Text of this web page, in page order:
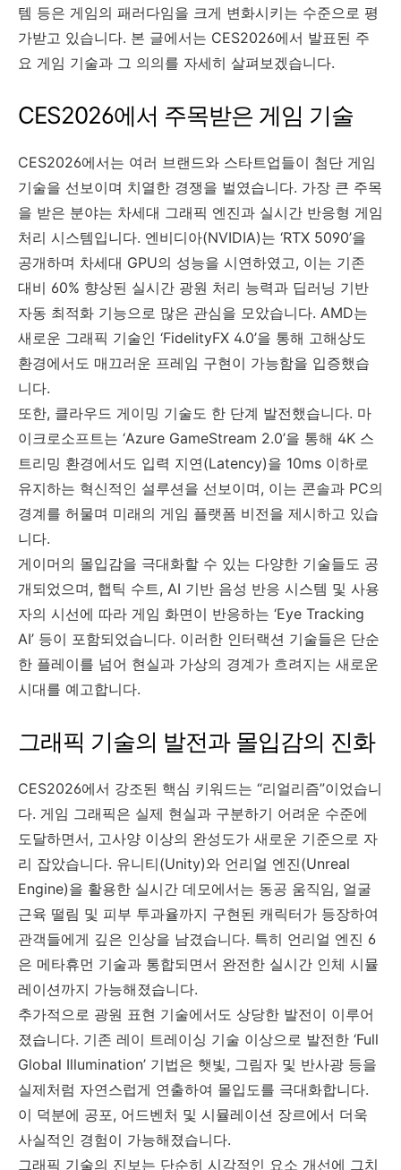
템 등은 게임의 패러다임을 크게 변화시키는 수준으로 평
가받고 있습니다. 본 글에서는 CES2026에서 발표된 주
요 게임 기술과 그 의의를 자세히 살펴보겠습니다.
CES2026에서 주목받은 게임 기술
CES2026에서는 여러 브랜드와 스타트업들이 첨단 게임
기술을 선보이며 치열한 경쟁을 벌였습니다. 가장 큰 주목
을 받은 분야는 차세대 그래픽 엔진과 실시간 반응형 게임
처리 시스템입니다. 엔비디아(NVIDIA)는 ‘RTX 5090’을
공개하며 차세대 GPU의 성능을 시연하였고, 이는 기존
대비 60% 향상된 실시간 광원 처리 능력과 딥러닝 기반
자동 최적화 기능으로 많은 관심을 모았습니다. AMD는
새로운 그래픽 기술인 ‘FidelityFX 4.0’을 통해 고해상도
환경에서도 매끄러운 프레임 구현이 가능함을 입증했습
니다.
또한, 클라우드 게이밍 기술도 한 단계 발전했습니다. 마
이크로소프트는 ‘Azure GameStream 2.0’을 통해 4K 스
트리밍 환경에서도 입력 지연(Latency)을 10ms 이하로
유지하는 혁신적인 설루션을 선보이며, 이는 콘솔과 PC의
경계를 허물며 미래의 게임 플랫폼 비전을 제시하고 있습
니다.
게이머의 몰입감을 극대화할 수 있는 다양한 기술들도 공
개되었으며, 햅틱 수트, AI 기반 음성 반응 시스템 및 사용
자의 시선에 따라 게임 화면이 반응하는 ‘Eye Tracking
AI’ 등이 포함되었습니다. 이러한 인터랙션 기술들은 단순
한 플레이를 넘어 현실과 가상의 경계가 흐려지는 새로운
시대를 예고합니다.
그래픽 기술의 발전과 몰입감의 진화
CES2026에서 강조된 핵심 키워드는 “리얼리즘”이었습니
다. 게임 그래픽은 실제 현실과 구분하기 어려운 수준에
도달하면서, 고사양 이상의 완성도가 새로운 기준으로 자
리 잡았습니다. 유니티(Unity)와 언리얼 엔진(Unreal
Engine)을 활용한 실시간 데모에서는 동공 움직임, 얼굴
근육 떨림 및 피부 투과율까지 구현된 캐릭터가 등장하여
관객들에게 깊은 인상을 남겼습니다. 특히 언리얼 엔진 6
은 메타휴먼 기술과 통합되면서 완전한 실시간 인체 시뮬
레이션까지 가능해졌습니다.
추가적으로 광원 표현 기술에서도 상당한 발전이 이루어
졌습니다. 기존 레이 트레이싱 기술 이상으로 발전한 ‘Full
Global Illumination’ 기법은 햇빛, 그림자 및 반사광 등을
실제처럼 자연스럽게 연출하여 몰입도를 극대화합니다.
이 덕분에 공포, 어드벤처 및 시뮬레이션 장르에서 더욱
사실적인 경험이 가능해졌습니다.
그래픽 기술의 진보는 단순히 시각적인 요소 개선에 그치